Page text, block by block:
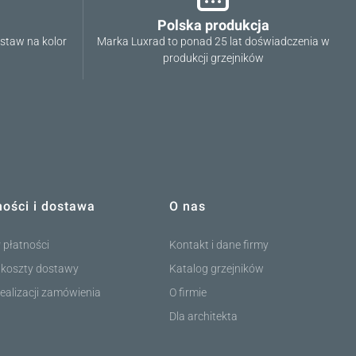
na kolor
Polska produkcja
Marka Luxrad to ponad 25 lat doświadczenia w
produkcji grzejników
i dostawa
płatności
koszty dostawy
zamówienia
O nas
Kontakt i dane firmy
Katalog grzejników
O firmie
Dla architekta